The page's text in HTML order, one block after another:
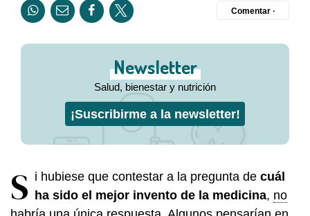
Comentar ·
Newsletter
Salud, bienestar y nutrición
¡Suscribirme a la newsletter!
S i hubiese que contestar a la pregunta de cuál
ha sido el mejor invento de la medicina, no